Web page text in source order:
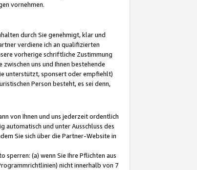
vornehmen.
durch Sie genehmigt, klar und
verdiene ich an qualifizierten
vorherige schriftliche Zustimmung
uns und Ihnen bestehende
unterstützt, sponsert oder empfiehlt)
Person besteht, es sei denn,
von Ihnen und uns jederzeit ordentlich
automatisch und unter Ausschluss des
Sie sich über die Partner-Website in
sperren: (a) wenn Sie Ihre Pflichten aus
nicht innerhalb von 7